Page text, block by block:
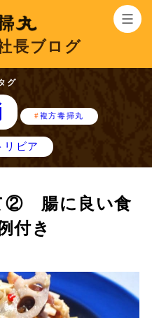
長ブログ
グ
複方毒掃丸
リビア
② 腸に良い食
付き